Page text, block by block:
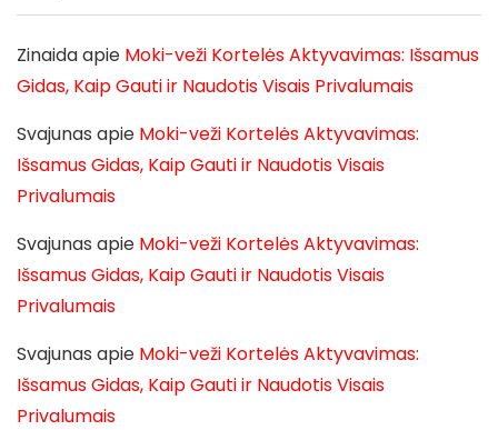
Zinaidaapie Moki-veži Kortelės Aktyvavimas: Išsamus
Gidas, Kaip Gauti ir Naudotis Visais Privalumais
Svajunas apie Moki-veži Kortelės Aktyvavimas:
Išsamus Gidas, Kaip Gauti ir Naudotis Visais
Privalumais
Svajunas apie Moki-veži Kortelės Aktyvavimas:
Išsamus Gidas, Kaip Gauti ir Naudotis Visais
Privalumais
Svajunas apie Moki-veži Kortelės Aktyvavimas:
Išsamus Gidas, Kaip Gauti ir Naudotis Visais
Privalumais